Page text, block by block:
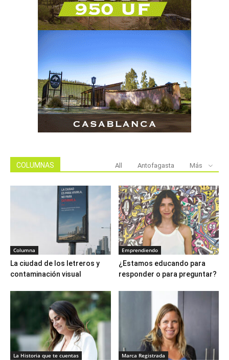
COLUMNAS All Antofagasta Más
Columna
La ciudad de los letreros y
contaminación visual
Emprendiendo
¿Estamos educando para
responder o para preguntar?
La Historia que te cuentas Marca Registrada